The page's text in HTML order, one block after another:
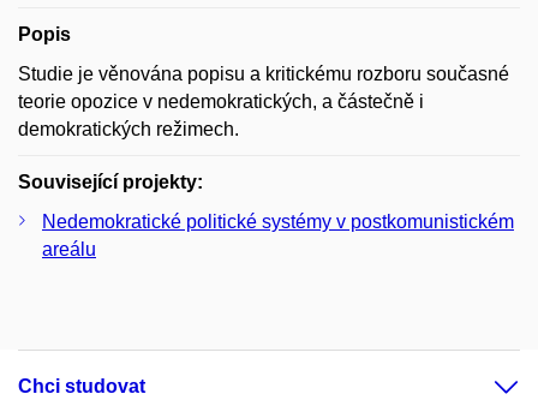
Popis
Studie je věnována popisu a kritickému rozboru současné
teorie opozice v nedemokratických, a částečně i
demokratických režimech.
Související projekty:
Nedemokratické politické systémy v postkomunistickém
areálu
Chci studovat